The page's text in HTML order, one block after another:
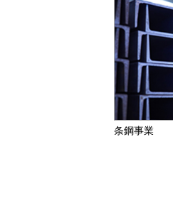
条鋼事業